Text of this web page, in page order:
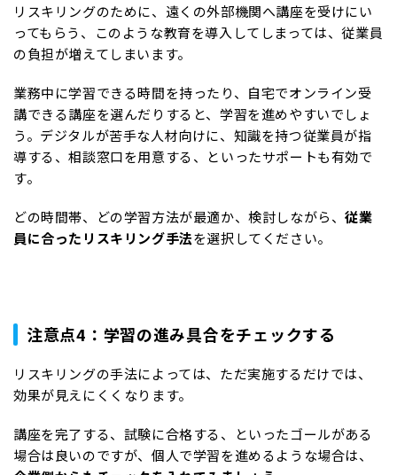
リスキリングのために、遠くの外部機関へ講座を受けにい
ってもらう、このような教育を導入してしまっては、従業員
の負担が増えてしまいます。
業務中に学習できる時間を持ったり、自宅でオンライン受
講できる講座を選んだりすると、学習を進めやすいでしょ
う。デジタルが苦手な人材向けに、知識を持つ従業員が指
導する、相談窓口を用意する、といったサポートも有効で
す。
どの時間帯、どの学習方法が最適か、検討しながら、従業
員に合ったリスキリング手法を選択してください。
注意点4：学習の進み具合をチェックする
リスキリングの手法によっては、ただ実施するだけでは、
効果が見えにくくなります。
講座を完了する、試験に合格する、といったゴールがある
場合は良いのですが、個人で学習を進めるような場合は、